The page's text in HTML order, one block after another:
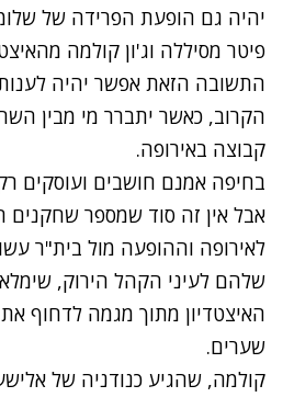
יהיה גם הופעת הפרידה של
פיטר מסיללה וג'ון קולמה
התשובה הזאת אפשר יהיה
הקרוב, כאשר יתברר מי מבין
קבוצה באירופה.
בחיפה אמנם חושבים ועוסקים
אבל אין זה סוד שמספר שחקנים
לאירופה וההופעה מול בית"ר
שלהם לעיני הקהל הירוק, שימלא
האיצטדיון מתוך מגמה לדחוף
שערים.
קולמה, שהגיע כנודניה של